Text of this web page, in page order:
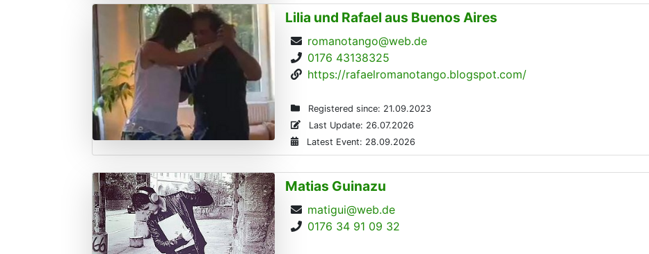
Lilia und Rafael aus Buenos Aires
romanotango@web.de
0176 43138325
https://rafaelromanotango.blogspot.com/
Registered since: 21.09.2023
Last Update: 26.07.2026
Latest Event: 28.09.2026
Matias Guinazu
matigui@web.de
0176 34 91 09 32